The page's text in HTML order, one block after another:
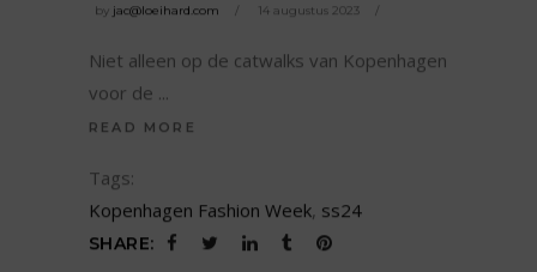
by jac@loeihard.com 14 augustus 2023
Niet alleen op de catwalks van Kopenhagen
voor de
READ MORE
Tags:
Kopenhagen Fashion Week ss24
SHARE: